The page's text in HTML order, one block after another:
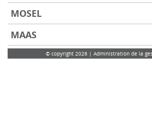
MOSEL
MAAS
© copyright 2026 | Administration de la